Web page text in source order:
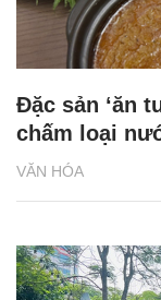
VĂN HÓA
Đặc sản ‘ăn
chấm loại